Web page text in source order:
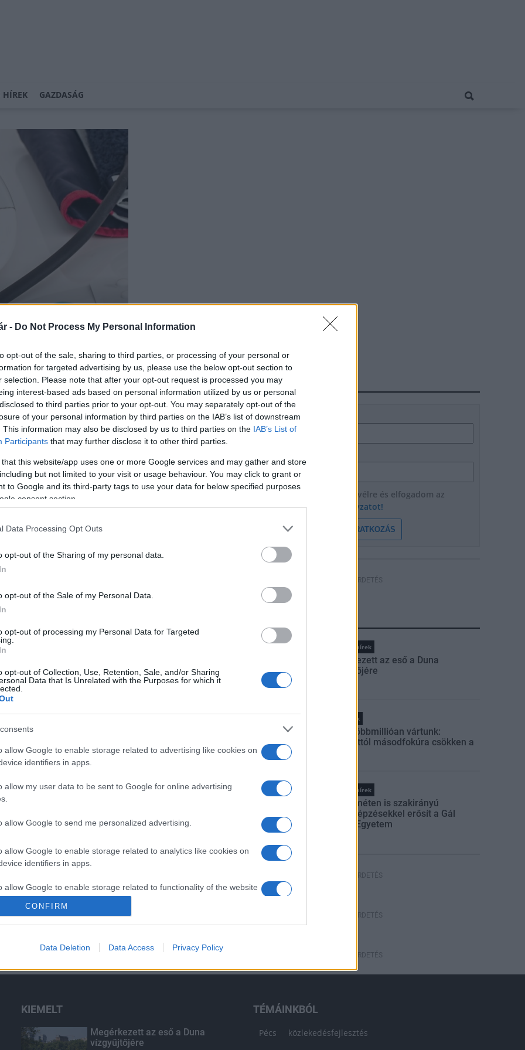
- Do Not Process My Personal Information
opt-out of the sale, sharing to third parties, or processing of your personal or
for targeted advertising by us, please use the below opt-out section to
selection. Please note that after your opt-out request is processed you may
interest-based ads based on personal information utilized by us or personal
to third parties prior to your opt-out. You may separately opt-out of the
of your personal information by third parties on the IAB’s list of downstream
This information may also be disclosed by us to third parties on the IAB’s List of
Participants that may further disclose it to other third parties.
that this website/app uses one or more Google services and may gather and store
but not limited to your visit or usage behaviour. You may click to grant or
to Google and its third-party tags to use your data for below specified purposes
consent section.
Data Processing Opt Outs
opt-out of the Sharing of my personal data.
opt-out of the Sale of my Personal Data.
opt-out of processing my Personal Data for Targeted
opt-out of Collection, Use, Retention, Sale, and/or Sharing
Data that Is Unrelated with the Purposes for which it
allow Google to enable storage related to advertising like cookies on
identifiers in apps.
allow my user data to be sent to Google for online advertising
allow Google to send me personalized advertising.
allow Google to enable storage related to analytics like cookies on
identifiers in apps.
allow Google to enable storage related to functionality of the website
allow Google to enable storage related to personalization.
allow Google to enable storage related to security, including
CONFIRM
Data Deletion Data Access Privacy Policy
HÍREK GAZDASÁG
valsartan hatóanyagú
HÍRLEVÉL
Név
Feliratkozom a hírlevélre és elfogadom az
adatvédelmi szabályzatot!
FELIRATKOZÁS
HÍRDETÉS
Országos hírek
Megérkezett az eső a Duna
vízgyűjtőjére
Helyi hírek
Amire többmillióan vártunk:
szombattól másodfokúra csökken a
Országos hírek
Kecskeméten is szakirányú
továbbképzésekkel erősít a Gál
Ferenc Egyetem
HÍRDETÉS
HÍRDETÉS
HÍRDETÉS
KIEMELT
Megérkezett az eső a Duna
vízgyűjtőjére
TÉMÁINKBÓL
Pécs közlekedésfejlesztés